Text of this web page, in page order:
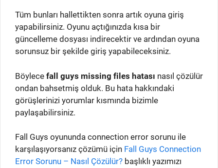
Tüm bunları hallettikten sonra artık oyuna giriş
yapabilirsiniz. Oyunu açtığınızda kısa bir
güncelleme dosyası indirecektir ve ardından oyuna
sorunsuz bir şekilde giriş yapabileceksiniz.
Böylece fall guys missing files hatası nasıl çözülür
ondan bahsetmiş olduk. Bu hata hakkındaki
görüşlerinizi yorumlar kısmında bizimle
paylaşabilirsiniz.
Fall Guys oyununda connection error sorunu ile
karşılaşıyorsanız çözümü için Fall Guys Connection
Error Sorunu – Nasıl Çözülür? başlıklı yazımızı